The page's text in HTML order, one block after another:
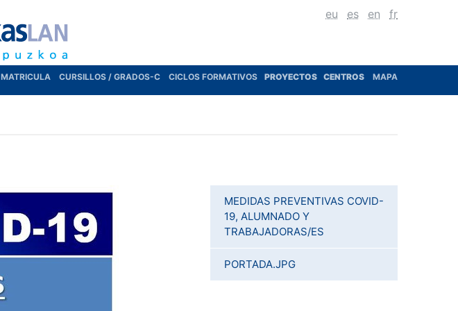
eu es en fr
MATRICULA CURSILLOS / GRADOS-C CICLOS FORMATIVOS PROYECTOS CENTROS MAPA
MEDIDAS PREVENTIVAS COVID-
19, ALUMNADO Y
TRABAJADORAS/ES
PORTADA.JPG